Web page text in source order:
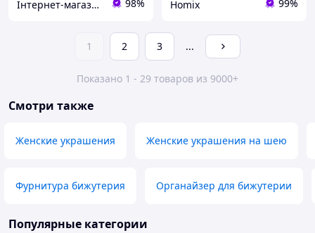
Інтернет-магазин ARIShop 98% Homix 99%
1 2 3 ...
Показано 1 - 29 товаров из 9000+
Смотри также
Женские украшения Женские украшения на шею
Фурнитура бижутерия Органайзер для бижутерии
Популярные категории